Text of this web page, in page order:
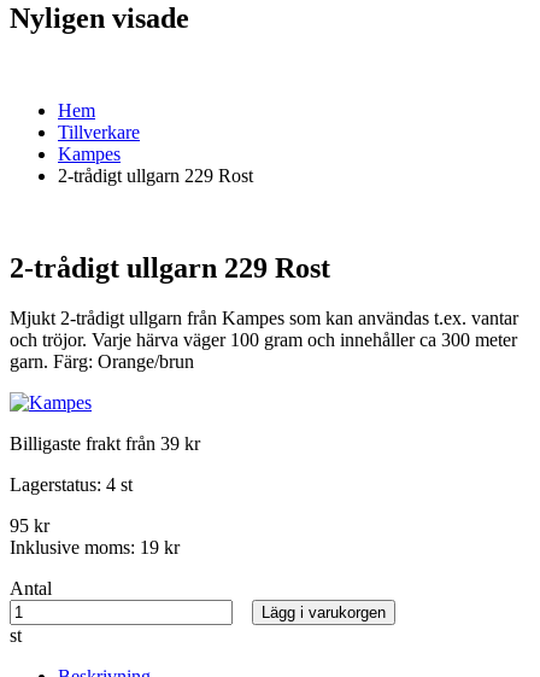
Nyligen visade
Hem
Tillverkare
Kampes
2-trådigt ullgarn 229 Rost
2-trådigt ullgarn 229 Rost
Mjukt 2-trådigt ullgarn från Kampes som kan användas t.ex. vantar
och tröjor. Varje härva väger 100 gram och innehåller ca 300 meter
garn. Färg: Orange/brun
Billigaste frakt från 39 kr
Lagerstatus: 4 st
95 kr
Inklusive moms: 19 kr
Antal
st
Lägg i varukorgen